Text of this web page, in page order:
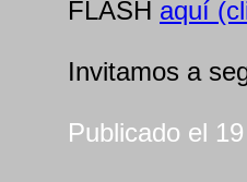
FLASH aquí
Invitamos a
Publicado el